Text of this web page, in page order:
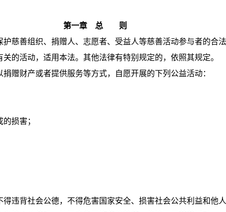
第一章 总 则
善组织、捐赠人、志愿者、受益人等慈善活动参与者的合
活动，适用本法。其他法律有特别规定的，依照其规定。
财产或者提供服务等方式，自愿开展的下列公益活动：
损害；
违背社会公德，不得危害国家安全、损害社会公共利益和他人